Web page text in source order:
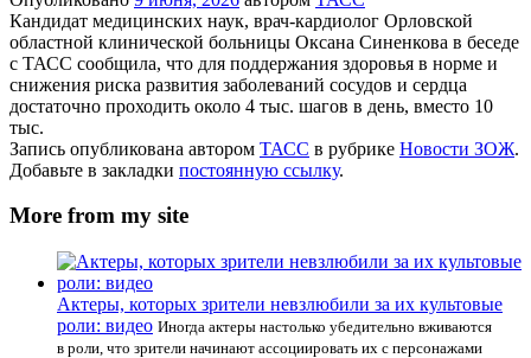
Кандидат медицинских наук, врач-кардиолог Орловской
областной клинической больницы Оксана Синенкова в беседе
с ТАСС сообщила, что для поддержания здоровья в норме и
снижения риска развития заболеваний сосудов и сердца
достаточно проходить около 4 тыс. шагов в день, вместо 10
тыс.
Запись опубликована автором ТАСС в рубрике Новости ЗОЖ.
Добавьте в закладки постоянную ссылку.
More from my site
Актеры, которых зрители невзлюбили за их культовые
роли: видео Иногда актеры настолько убедительно вживаются
в роли, что зрители начинают ассоциировать их с персонажами